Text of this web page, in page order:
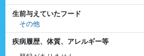
生前与えていたフード
その他
疾病履歴、体質、アレルギー等